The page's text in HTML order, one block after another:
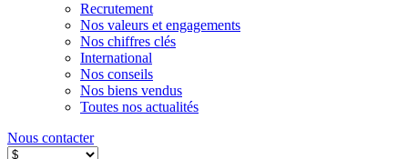
Recrutement
Nos valeurs et engagements
Nos chiffres clés
International
Nos conseils
Nos biens vendus
Toutes nos actualités
Nous contacter